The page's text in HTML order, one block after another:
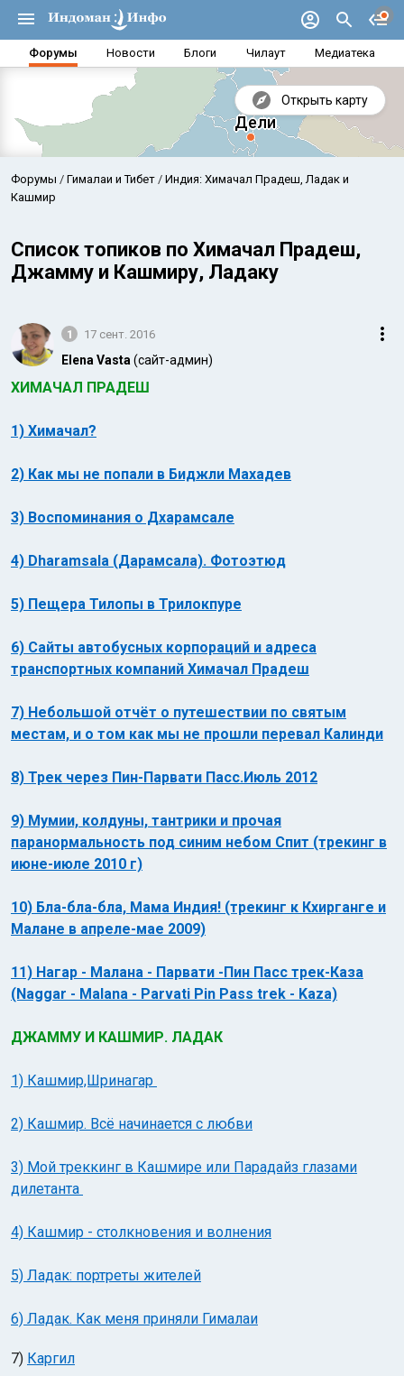
Форумы Новости Блоги Чилаут Медиатека
Открыть карту
Аравийское море
Индийский океан
Форумы Гималаи и Тибет
Индия: Химачал Прадеш, Ладак и
Кашмир
Список топиков по Химачал Прадеш,
Джамму и Кашмиру, Ладаку
1 17 сент. 2016
Elena Vasta (сайт-админ)
ХИМАЧАЛ ПРАДЕШ
1) Химачал?
2) Как мы не попали в Биджли Махадев
3) Воспоминания о Дхарамсале
4) Dharamsala (Дарамсала). Фотоэтюд
5) Пещера Тилопы в Трилокпуре
6) Сайты автобусных корпораций и адреса
транспортных компаний Химачал Прадеш
7) Небольшой отчёт о путешествии по святым
местам, и о том как мы не прошли перевал Калинди
8) Трек через Пин-Парвати Пасс.Июль 2012
9) Мумии, колдуны, тантрики и прочая
паранормальность под синим небом Спит (трекинг в
июне-июле 2010 г)
10) Бла-бла-бла, Мама Индия! (трекинг к Кхирганге и
Малане в апреле-мае 2009)
11) Нагар - Малана - Парвати -Пин Пасс трек-Каза
(Naggar - Malana - Parvati Pin Pass trek - Kaza)
ДЖАММУ И КАШМИР. ЛАДАК
1) Кашмир,Шринагар
2) Кашмир. Всё начинается с любви
3) Мой треккинг в Кашмире или Парадайз глазами
дилетанта
4) Кашмир - столкновения и волнения
5) Ладак: портреты жителей
6) Ладак. Как меня приняли Гималаи
7) Каргил